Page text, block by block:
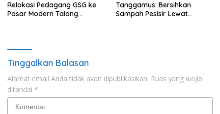
Relokasi Pedagang GSG ke
Pasar Modern Talang
Tanggamus: Bersihkan
Sampah Pesisir Lewat
Tinggalkan Balasan
Alamat email Anda tidak akan dipublikasikan. Ruas yang wajib
ditandai *